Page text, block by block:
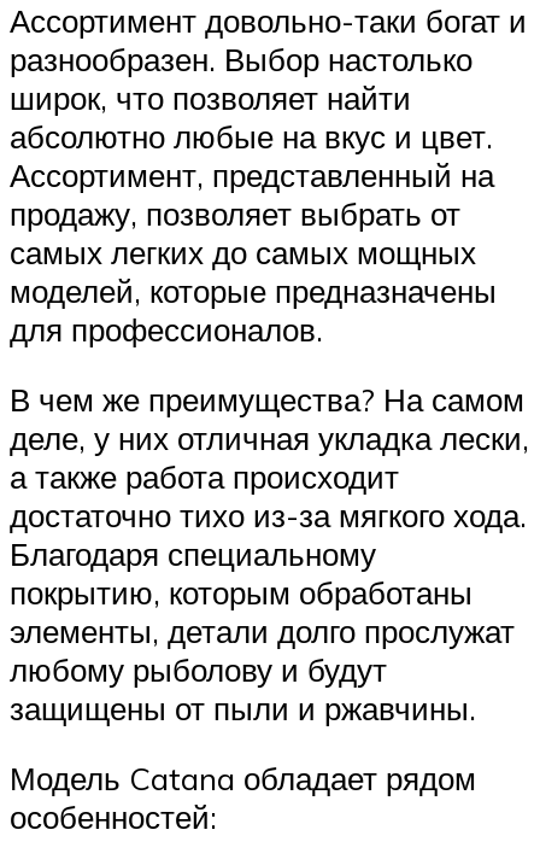
Ассортимент довольно-таки богат и
разнообразен. Выбор настолько
широк, что позволяет найти
абсолютно любые на вкус и цвет.
Ассортимент, представленный на
продажу, позволяет выбрать от
самых легких до самых мощных
моделей, которые предназначены
для профессионалов.
В чем же преимущества? На самом
деле, у них отличная укладка лески,
а также работа происходит
достаточно тихо из-за мягкого хода.
Благодаря специальному
покрытию, которым обработаны
элементы, детали долго прослужат
любому рыболову и будут
защищены от пыли и ржавчины.
Модель Catana обладает рядом
особенностей: